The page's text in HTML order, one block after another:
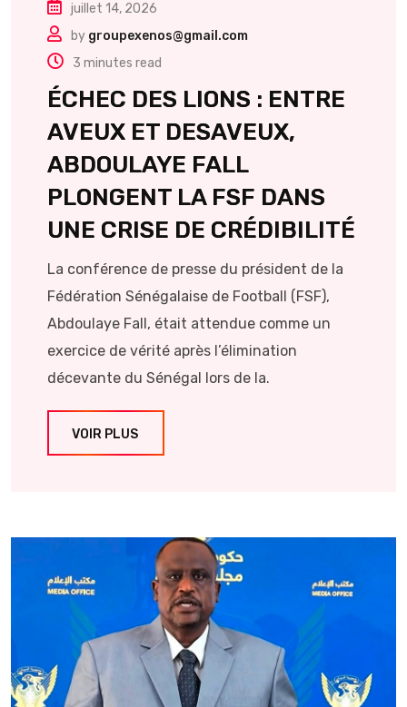
juillet 14, 2026
by groupexenos@gmail.com
3 minutes read
ÉCHEC DES LIONS : ENTRE
AVEUX ET DESAVEUX,
ABDOULAYE FALL
PLONGENT LA FSF DANS
UNE CRISE DE CRÉDIBILITÉ
La conférence de presse du président de la
Fédération Sénégalaise de Football (FSF),
Abdoulaye Fall, était attendue comme un
exercice de vérité après l’élimination
décevante du Sénégal lors de la.
VOIR PLUS